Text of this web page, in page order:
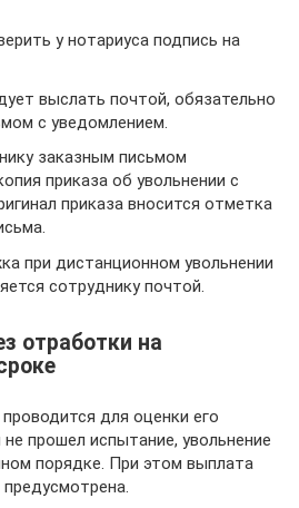
у нотариуса подпись на
выслать почтой, обязательно
с уведомлением.
заказным письмом
приказа об увольнении с
приказа вносится отметка
при дистанционном увольнении
сотруднику почтой.
отработки на
для оценки его
прошел испытание, увольнение
порядке. При этом выплата